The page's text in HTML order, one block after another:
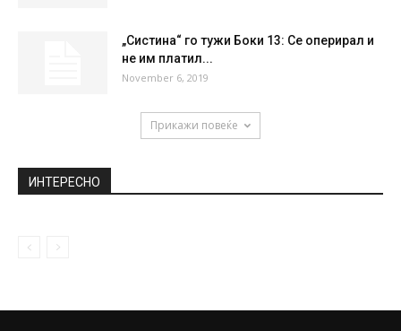
„Систина“ го тужи Боки 13: Се оперирал и
не им платил...
November 6, 2019
Прикажи повеќе
ИНТЕРЕСНО